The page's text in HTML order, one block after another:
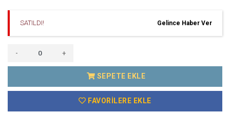
SATILDI! Gelince Haber Ver
- +
SEPETE EKLE
FAVORILERE EKLE